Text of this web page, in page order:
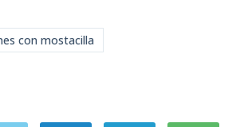
con mostacilla